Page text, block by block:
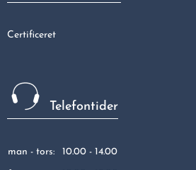
Certificeret
Telefontider
man - tors: 10.00 - 14.00